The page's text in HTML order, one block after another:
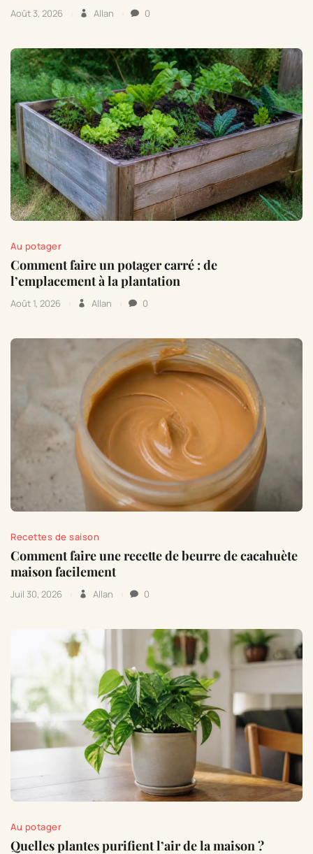
Août 3, 2026 Allan 0
Au potager
Comment faire un potager carré : de
l’emplacement à la plantation
Août 1, 2026 Allan 0
Recettes de saison
Comment faire une recette de beurre de cacahuète
maison facilement
Juil 30, 2026 Allan 0
Au potager
Quelles plantes purifient l’air de la maison ?